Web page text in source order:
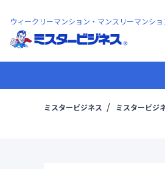
ウィークリーマンション・マンスリーマンシ
ミスタービジネス ミスタービジ